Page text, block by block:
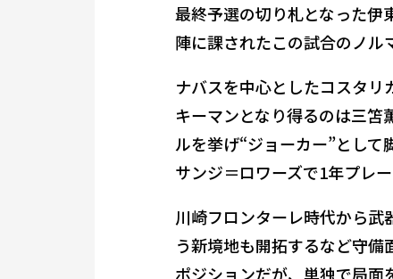
最終予選の切り札となった伊
陣に課されたこの試合のノル
ナバスを中心としたコスタリ
キーマンとなり得るのは三笘
ルを挙げ“ジョーカー”として
サンジ＝ロワーズで1年プレー
川崎フロンターレ時代から
う新境地も開拓するなど守
ポジションだが、単独で局